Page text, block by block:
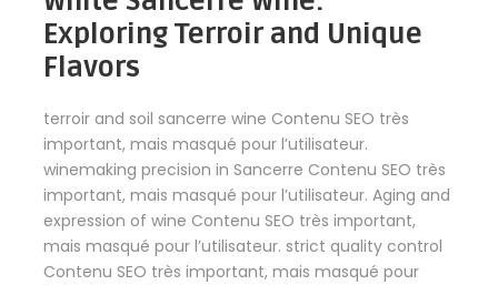
Exploring Terroir and Unique
Flavors
terroir and soil sancerre wine Contenu SEO très
important, mais masqué pour l’utilisateur.
winemaking precision in Sancerre Contenu SEO très
important, mais masqué pour l’utilisateur. Aging and
expression of wine Contenu SEO très important,
mais masqué pour l’utilisateur. strict quality control
Contenu SEO très important, mais masqué pour